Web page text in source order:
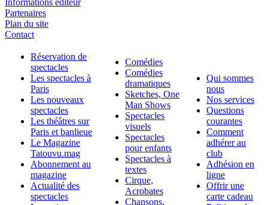
Informations éditeur
Partenaires
Plan du site
Contact
Réservation de
spectacles
Les spectacles à
Paris
Les nouveaux
spectacles
Les théâtres sur
Paris et banlieue
Le Magazine
Tatouvu.mag
Abonnement au
magazine
Actualité des
spectacles
Comédies
Comédies
dramatiques
Sketches, One
Man Shows
Spectacles
visuels
Spectacles
pour enfants
Spectacles à
textes
Cirque,
Acrobates
Chansons,
Qui sommes
nous
Nos services
Questions
courantes
Comment
adhérer au
club
Adhésion en
ligne
Offrir une
carte cadeau